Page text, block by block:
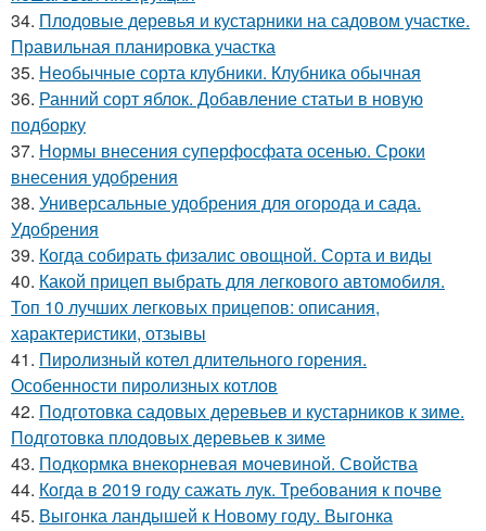
34. Плодовые деревья и кустарники на садовом участке.
Правильная планировка участка
35. Необычные сорта клубники. Клубника обычная
36. Ранний сорт яблок. Добавление статьи в новую
подборку
37. Нормы внесения суперфосфата осенью. Сроки
внесения удобрения
38. Универсальные удобрения для огорода и сада.
Удобрения
39. Когда собирать физалис овощной. Сорта и виды
40. Какой прицеп выбрать для легкового автомобиля.
Топ 10 лучших легковых прицепов: описания,
характеристики, отзывы
41. Пиролизный котел длительного горения.
Особенности пиролизных котлов
42. Подготовка садовых деревьев и кустарников к зиме.
Подготовка плодовых деревьев к зиме
43. Подкормка внекорневая мочевиной. Свойства
44. Когда в 2019 году сажать лук. Требования к почве
45. Выгонка ландышей к Новому году. Выгонка